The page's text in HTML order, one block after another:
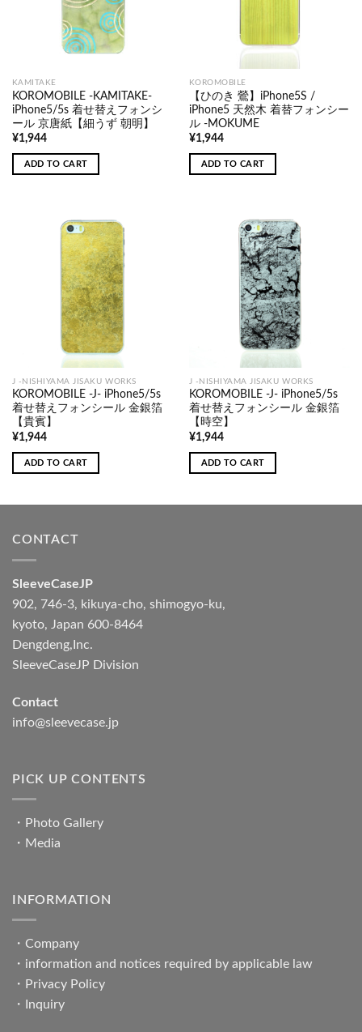
KAMITAKE
KOROMOBILE -KAMITAKE-
iPhone5/5s 着せ替えフォンシ
ール 京唐紙【細うず 朝明】
¥1,944
ADD TO CART
KOROMOBILE
【ひのき 鶯】iPhone5S /
iPhone5 天然木 着替フォンシー
ル -MOKUME
¥1,944
ADD TO CART
J -NISHIYAMA JISAKU WORKS
KOROMOBILE -J- iPhone5/5s
着せ替えフォンシール 金銀箔
【貴賓】
¥1,944
ADD TO CART
J -NISHIYAMA JISAKU WORKS
KOROMOBILE -J- iPhone5/5s
着せ替えフォンシール 金銀箔
【時空】
¥1,944
ADD TO CART
CONTACT
SleeveCaseJP
902, 746-3, kikuya-cho, shimogyo-ku,
kyoto, Japan 600-8464
Dengdeng,Inc.
SleeveCaseJP Division
Contact
info@sleevecase.jp
PICK UP CONTENTS
・ Photo Gallery
・ Media
INFORMATION
・ Company
・ information and notices required by applicable law
・ Privacy Policy
・
Inquiry